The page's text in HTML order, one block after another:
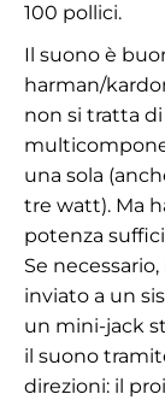
100 pollici.
Il suono è
harman/
non si tratta
una sola
tre watt). Ma
potenza
Se
inviato a un
un mini-jack
il suono
direzioni: il